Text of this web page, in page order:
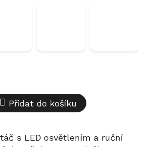
Přidat do košíku
s LED osvětlením a ruční